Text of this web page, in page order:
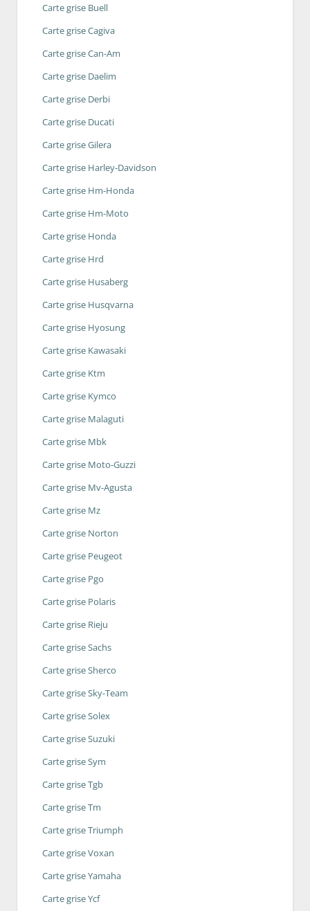
Carte grise Buell
Carte grise Cagiva
Carte grise Can-Am
Carte grise Daelim
Carte grise Derbi
Carte grise Ducati
Carte grise Gilera
Carte grise Harley-Davidson
Carte grise Hm-Honda
Carte grise Hm-Moto
Carte grise Honda
Carte grise Hrd
Carte grise Husaberg
Carte grise Husqvarna
Carte grise Hyosung
Carte grise Kawasaki
Carte grise Ktm
Carte grise Kymco
Carte grise Malaguti
Carte grise Mbk
Carte grise Moto-Guzzi
Carte grise Mv-Agusta
Carte grise Mz
Carte grise Norton
Carte grise Peugeot
Carte grise Pgo
Carte grise Polaris
Carte grise Rieju
Carte grise Sachs
Carte grise Sherco
Carte grise Sky-Team
Carte grise Solex
Carte grise Suzuki
Carte grise Sym
Carte grise Tgb
Carte grise Tm
Carte grise Triumph
Carte grise Voxan
Carte grise Yamaha
Carte grise Ycf